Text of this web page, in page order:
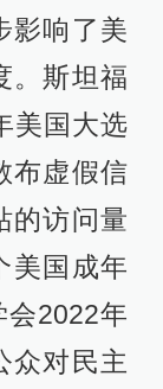
影响了美
。斯坦福
美国大选
布虚假信
的访问量
美国成年
会2022年
众对民主